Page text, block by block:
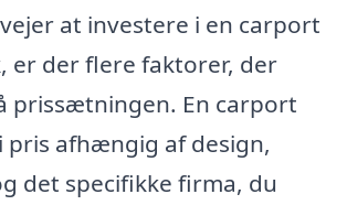
at investere i en carport
er der flere faktorer, der
prissætningen. En carport
pris afhængig af design,
det specifikke firma, du